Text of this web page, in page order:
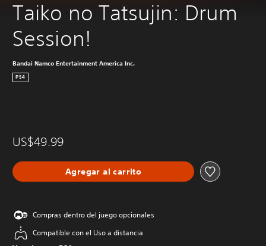
Taiko no Tatsujin: Drum
Session!
Bandai Namco Entertainment America Inc.
PS4
US$49.99
Agregar al carrito
Compras dentro del juego opcionales
Compatible con el Uso a distancia